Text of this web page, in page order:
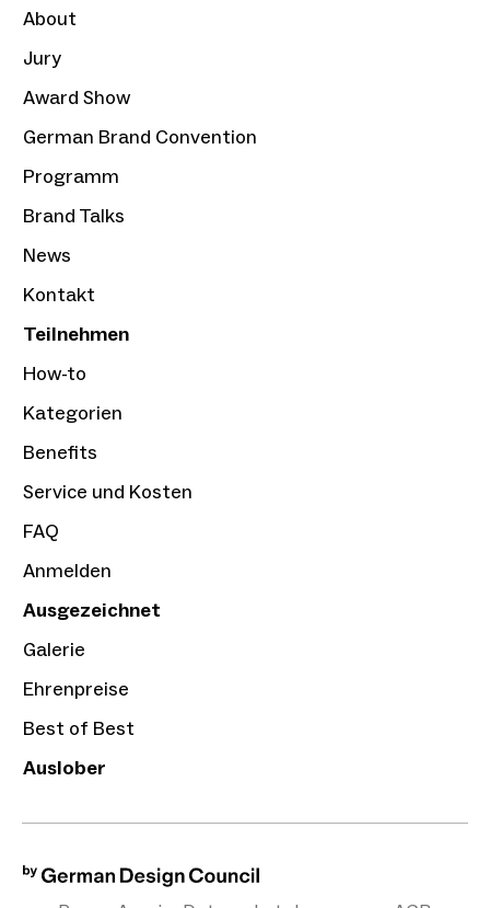
About
Jury
Award Show
German Brand Convention
Programm
Brand Talks
News
Kontakt
Teilnehmen
How-to
Kategorien
Benefits
Service und Kosten
FAQ
Anmelden
Ausgezeichnet
Galerie
Ehrenpreise
Best of Best
Auslober